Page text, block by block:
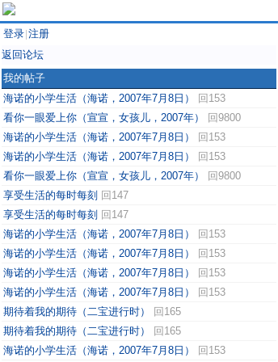
登录 注册
返回论坛
我的帖子
海诺的小学生活（海诺，2007年7月8日）
回153
看你一眼爱上你（宣宣，女孩儿，2007年）
回9800
海诺的小学生活（海诺，2007年7月8日）
回153
海诺的小学生活（海诺，2007年7月8日）
回153
看你一眼爱上你（宣宣，女孩儿，2007年）
回9800
享受生活的每时每刻 回147
享受生活的每时每刻 回147
海诺的小学生活（海诺，2007年7月8日）
回153
海诺的小学生活（海诺，2007年7月8日）
回153
海诺的小学生活（海诺，2007年7月8日）
回153
海诺的小学生活（海诺，2007年7月8日）
回153
期待着我的期待（二宝进行时）
回165
期待着我的期待（二宝进行时）
回165
海诺的小学生活（海诺，2007年7月8日）
回153